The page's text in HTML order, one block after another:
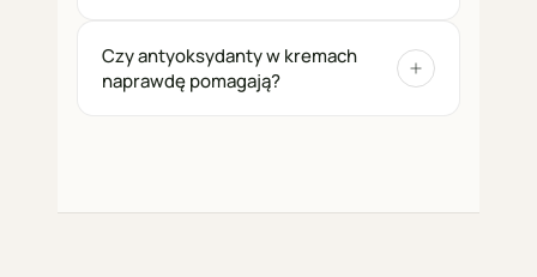
Czy antyoksydanty w kremach
naprawdę pomagają?